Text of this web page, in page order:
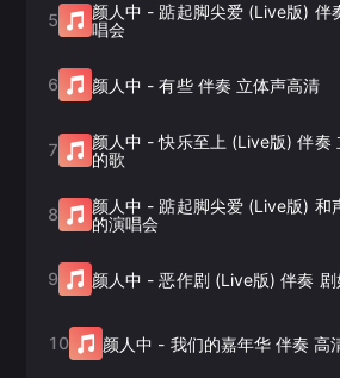
5 颜人中 - 踮起脚尖爱 (Live版) 伴
唱会
6 颜人中 -有些 伴奏 立体声高清
7 颜人中 -快乐至上 (Live版) 伴奏
的歌
8 颜人中 - 踮起脚尖爱 (Live版) 和
的演唱会
9 颜人中 -恶作剧 (Live版) 伴奏 剧
10 颜人中 - 我们的嘉年华 伴奏 高